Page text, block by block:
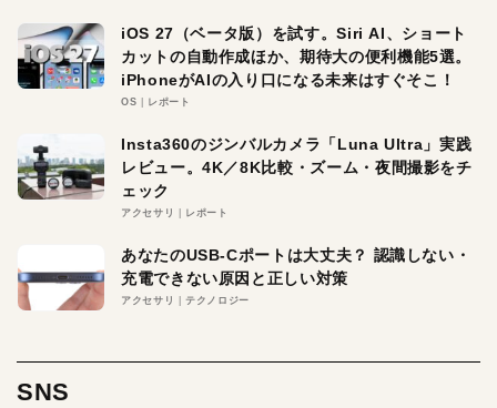
iOS 27（ベータ版）を試す。Siri AI、ショート
カットの自動作成ほか、期待大の便利機能5選。
iPhoneがAIの入り口になる未来はすぐそこ！
OS レポート
Insta360のジンバルカメラ「Luna Ultra」実践
レビュー。4K／8K比較・ズーム・夜間撮影をチ
ェック
アクセサリ レポート
あなたのUSB-Cポートは大丈夫？ 認識しない・
充電できない原因と正しい対策
アクセサリ テクノロジー
SNS